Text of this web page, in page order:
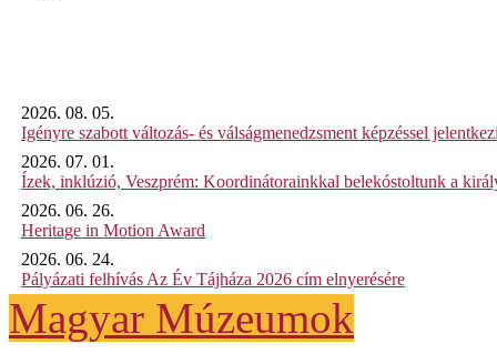
2026. 08. 05.
Igényre szabott változás- és válságmenedzsment képzéssel
2026. 07. 01.
Ízek, inklúzió, Veszprém: Koordinátorainkkal belekóstoltunk a
2026. 06. 26.
Heritage in Motion Award
2026. 06. 24.
Pályázati felhívás Az Év Tájháza 2026 cím elnyerésére
Magyar Múzeumok